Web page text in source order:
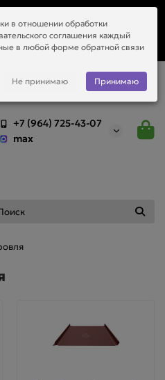
+7 (964) 725-43-07
max
в отношении обработки
соглашения каждый
в любой форме обратной связи
Не принимаю Принимаю